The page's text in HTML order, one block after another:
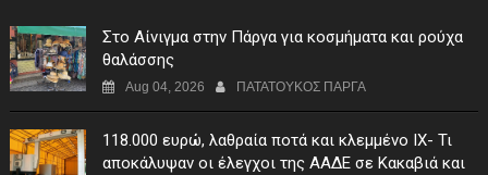
Στο Αίνιγμα στην Πάργα για κοσμήματα και ρούχα
θαλάσσης
Aug 04, 2026 ΠΑΤΑΤΟΥΚΟΣ ΠΑΡΓΑ
118.000 ευρώ, λαθραία ποτά και κλεμμένο ΙΧ- Τι
αποκάλυψαν οι έλεγχοι της ΑΑΔΕ σε Κακαβιά και